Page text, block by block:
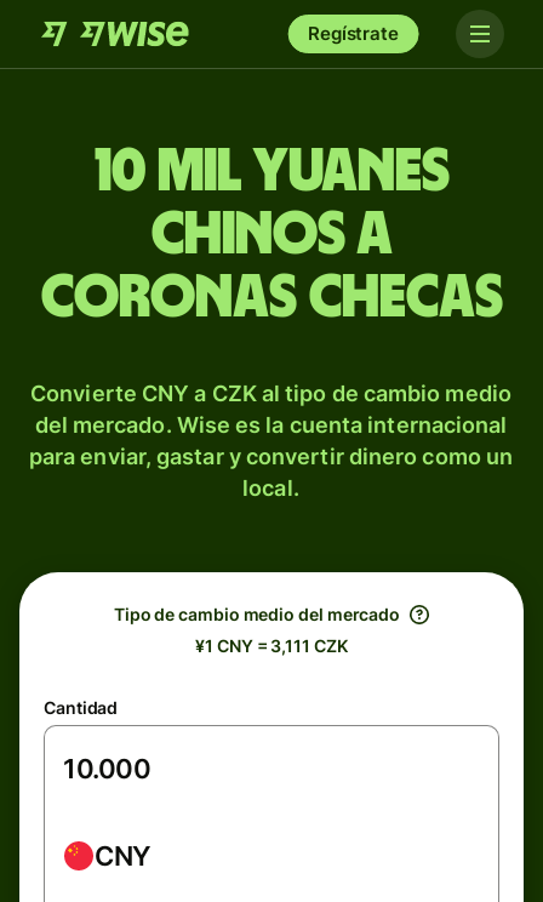
Regístrate
10 mil yuanes
chinos a
coronas checas
Convierte CNY a CZK al tipo de cambio medio
del mercado. Wise es la cuenta internacional
para enviar, gastar y convertir dinero como un
local.
Tipo de cambio medio del mercado
¥1 CNY = 3,111 CZK
Cantidad
CNY